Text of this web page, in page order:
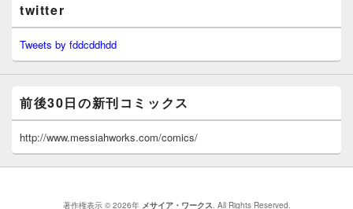
twitter
Tweets by fddcddhdd
前後30日の新刊コミックス
http://www.messiahworks.com/comics/
著作権表示 © 2026年 メサイア・ワークス. All Rights Reserved.